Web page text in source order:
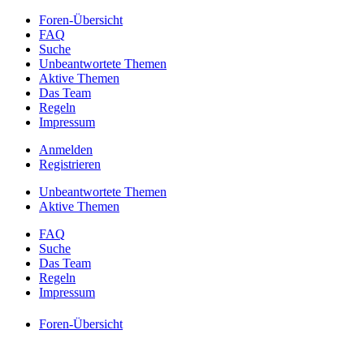
Foren-Übersicht
FAQ
Suche
Unbeantwortete Themen
Aktive Themen
Das Team
Regeln
Impressum
Anmelden
Registrieren
Unbeantwortete Themen
Aktive Themen
FAQ
Suche
Das Team
Regeln
Impressum
Foren-Übersicht